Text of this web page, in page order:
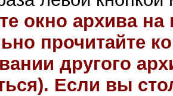
окно архива на
прочитайте
другого
Если вы